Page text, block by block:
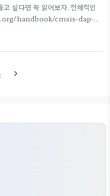
싶다면 꼭 읽어보자.전체적인
handbook/cmsis-dap-
본 페이지는
dap-interface-firmware
용해야 하고 타켓보드로는
navigate_next